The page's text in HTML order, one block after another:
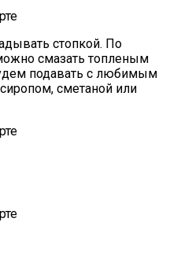
стопкой. По
смазать топленым
подавать с любимым
сметаной или